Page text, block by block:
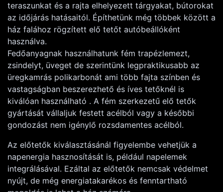
teraszunkat és a rajta elhelyezett tárgyakat, bútorokat
az időjárás hatásaitól. Építhetünk még többek között a
ház falához rögzített elő tetőt autóbeállóként
használva.
Fedőanyagnak használhatunk fém trapézlemezt,
zsindelyt, üveget de szerintünk legpraktikusabb az
üregkamrás polikarbonát ami több fajta színben és
vastagságban beszerezhető és íves tetőknél is
kiválóan használható . A fém szerkezetű elő tetők
gyártását vállaljuk festett acélból vagy a későbbi
gondozást nem igénylő rozsdamentes acélból.
Az előtetők kiválasztásánál figyelembe vehetjük a
napenergia hasznosítását is, például napelemek
integrálásával. Ezáltal az előtetők nemcsak védelmet
nyújt, de még energiatakarékos és fenntartható